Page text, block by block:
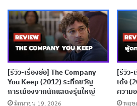
แม่ซื้อเปิดเรื่องด้วยการพาอิงเข้าสู่
เกาะที่ดูเหมือนสถานที่กักขังมากกว่
ร้ายแบบมีลำดับชั้นชัดเจน นักเรียน
กักงำ ความภักดีคือกฎเหล็ก และอิ
เข้ากับสภาพแวดล้อมที่เต็มไปด้วยค
ในช่วงแรกสร้างบรรยากาศช้าๆ แต่
[รีวิว-เรื่องย่อ] The Company
You Keep (2012) ระทึกขวัญ
การเมืองจากนักแสดงรุ่นใหญ่
มิถุนายน 19, 2026
[รีวิว-
เด้ง
ความ
พฤษ